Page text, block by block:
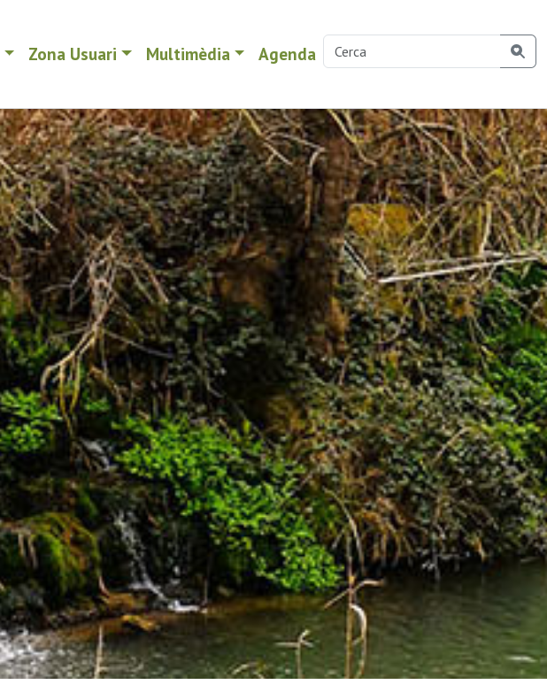
Zona Usuari Multimèdia Agenda